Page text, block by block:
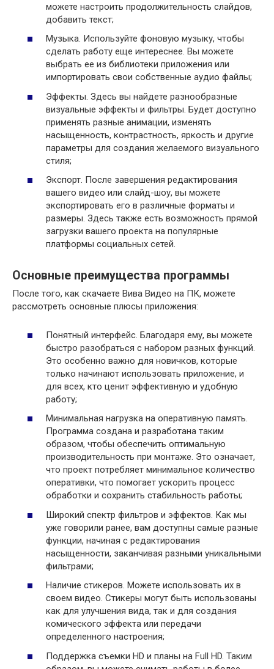
можете настроить продолжительность слайдов,
добавить текст;
Музыка. Используйте фоновую музыку, чтобы
сделать работу еще интереснее. Вы можете
выбрать ее из библиотеки приложения или
импортировать свои собственные аудио файлы;
Эффекты. Здесь вы найдете разнообразные
визуальные эффекты и фильтры. Будет доступно
применять разные анимации, изменять
насыщенность, контрастность, яркость и другие
параметры для создания желаемого визуального
стиля;
Экспорт. После завершения редактирования
вашего видео или слайд-шоу, вы можете
экспортировать его в различные форматы и
размеры. Здесь также есть возможность прямой
загрузки вашего проекта на популярные
платформы социальных сетей.
Основные преимущества программы
После того, как скачаете Вива Видео на ПК, можете
рассмотреть основные плюсы приложения:
Понятный интерфейс. Благодаря ему, вы можете
быстро разобраться с набором разных функций.
Это особенно важно для новичков, которые
только начинают использовать приложение, и
для всех, кто ценит эффективную и удобную
работу;
Минимальная нагрузка на оперативную память.
Программа создана и разработана таким
образом, чтобы обеспечить оптимальную
производительность при монтаже. Это означает,
что проект потребляет минимальное количество
оперативки, что помогает ускорить процесс
обработки и сохранить стабильность работы;
Широкий спектр фильтров и эффектов. Как мы
уже говорили ранее, вам доступны самые разные
функции, начиная с редактирования
насыщенности, заканчивая разными уникальными
фильтрами;
Наличие стикеров. Можете использовать их в
своем видео. Стикеры могут быть использованы
как для улучшения вида, так и для создания
комического эффекта или передачи
определенного настроения;
Поддержка съемки HD и планы на Full HD. Таким